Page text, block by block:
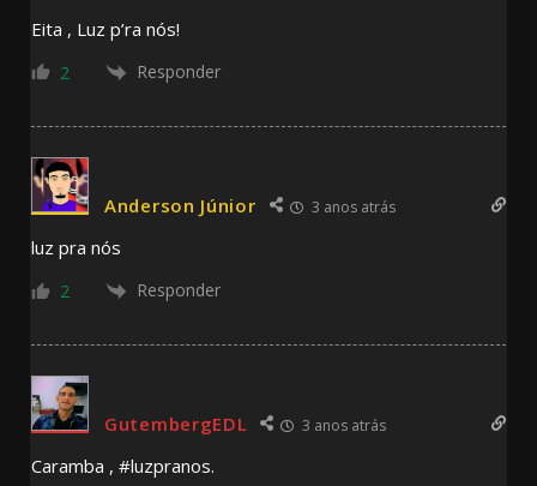
Eita , Luz p’ra nós!
2 Responder
Anderson Júnior 3 anos atrás
luz pra nós
2 Responder
GutembergEDL 3 anos atrás
Caramba , #luzpranos.